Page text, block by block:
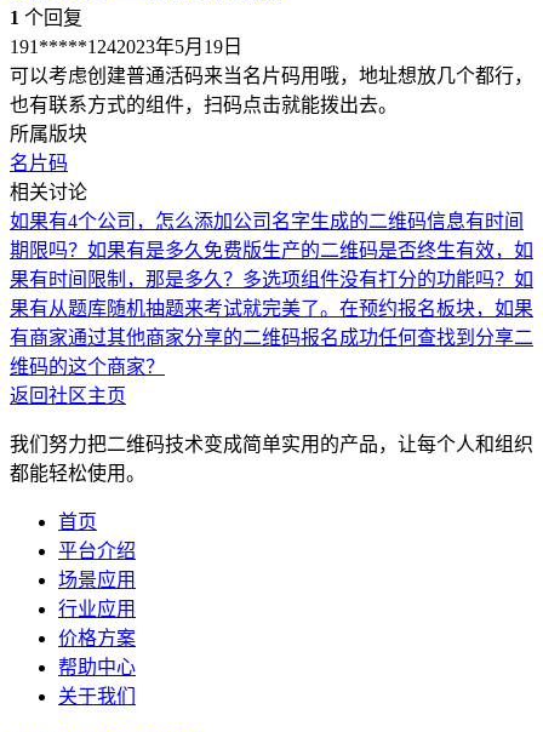
1 个回复
191*****1242023年5月19日
可以考虑创建普通活码来当名片码用哦，地址想放几个都行，
也有联系方式的组件，扫码点击就能拨出去。
所属版块
名片码
相关讨论
如果有4个公司，怎么添加公司名字生成的二维码信息有时间
期限吗？如果有是多久 免费版生产的二维码是否终生有效，如
果有时间限制，那是多久？ 多选项组件没有打分的功能吗？如
果有从题库随机抽题来考试就完美了。 在预约报名板块，如果
有商家通过其他商家分享的二维码报名成功任何查找到分享二
维码的这个商家？
返回社区主页
我们努力把二维码技术变成简单实用的产品，让每个人和组织
都能轻松使用。
首页
平台介绍
场景应用
行业应用
价格方案
帮助中心
关于我们